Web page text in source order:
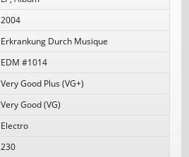
2004
Erkrankung Durch Musique
EDM #1014
Very Good Plus (VG+)
Very Good (VG)
Electro
230